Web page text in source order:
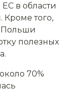
в области
того,
Польши
полезных
70%